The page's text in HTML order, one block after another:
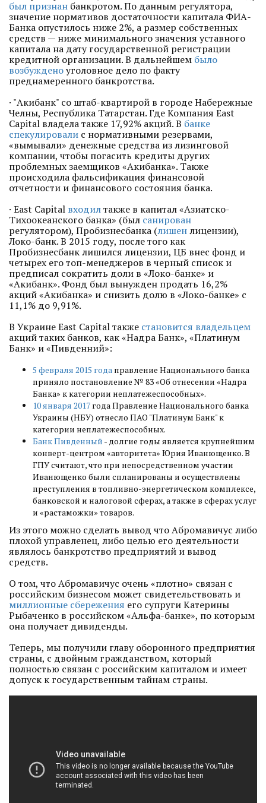
был признан банкротом. По данным регулятора,
значение нормативов достаточности капитала ФИА-
Банка опустилось ниже 2%, а размер собственных
средств — ниже минимального значения уставного
капитала на дату государственной регистрации
кредитной организации. В дальнейшем было
возбужденоуголовное дело по факту
преднамеренного банкротства.
· "Акибанк" со штаб-квартирой в городе Набережные
Челны, Республика Татарстан. Где Компания East
Capital владела также 17,92% акций. В банке
спекулировали с нормативными резервами,
«вымывали» денежные средства из лизинговой
компании, чтобы погасить кредиты других
проблемных заемщиков «Акибанка». Также
происходила фальсификация финансовой
отчетности и финансового состояния банка.
· East Capital входилтакже в капитал «Азиатско-
Тихоокеанского банка» (был санирован
регулятором), Пробизнесбанка (лишенлицензии),
Локо-банк. В 2015 году, после того как
Пробизнесбанк лишился лицензии, ЦБ внес фонд и
четырех его топ-менеджеров в черный список и
предписал сократить доли в «Локо-банке» и
«Акибанк». Фонд был вынужден продать 16,2%
акций «Акибанка» и снизить долю в «Локо-банке» с
11,1% до 9,91%.
В Украине East Capital также становится владельцем
акций таких банков, как «Надра Банк», «Платинум
Банк» и «Пивденний»:
5 февраля 2015 года правление Национального банка
приняло постановление № 83 «Об отнесении «Надра
Банка» к категории неплатежеспособных».
10 января 2017 года Правление Национального банка
Украины (НБУ) отнесло ПАО "Платинум Банк" к
категории неплатежеспособных.
Банк Пивденный - долгие годы является крупнейшим
конверт-центром «авторитета» Юрия Иванющенко. В
ГПУ считают, что при непосредственном участии
Иванющенко были спланированы и осуществлены
преступления в топливно-энергетическом комплексе,
банковской и налоговой сферах, а также в сферах услуг
и «растаможки» товаров.
Из этого можно сделать вывод что Абромавичус либо
плохой управленец, либо целью его деятельности
являлось банкротство предприятий и вывод
средств.
О том, что Абромавичус очень «плотно» связан с
российским бизнесом может свидетельствовать и
миллионные сбережения его супруги Катерины
Рыбаченко в российском «Альфа-банке», по которым
она получает дивиденды.
Теперь, мы получили главу оборонного предприятия
страны, с двойным гражданством, который
полностью связан с российским капиталом и имеет
допуск к государственным тайнам страны.